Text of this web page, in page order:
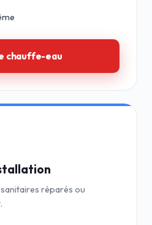
chauffe-eau
réparés ou